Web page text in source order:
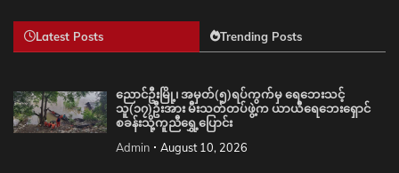
Latest Posts Trending Posts
ညောင်ဦးမြို့၊ အမှတ်(၅)ရပ်ကွက်မှ ရေဘေးသင့်
သူ(၁၇)ဦးအား မီးသတ်တပ်ဖွဲ့က ယာယီရေဘေးရှောင်
စခန်းသို့ကူညီရွှေ့ပြောင်း
Admin August 10, 2026